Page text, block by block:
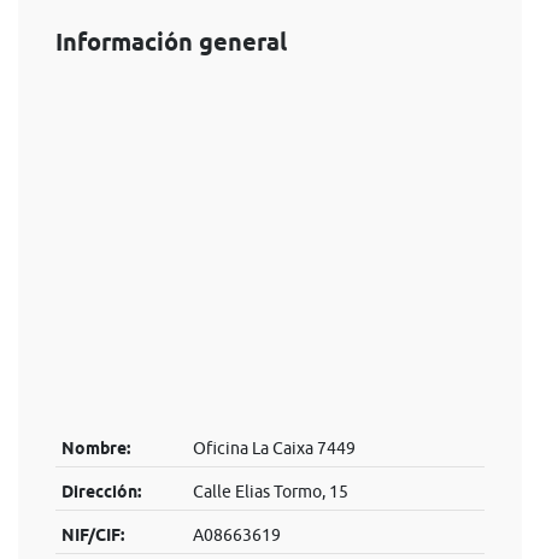
Información general
Nombre: Oficina La Caixa 7449
Dirección: Calle Elias Tormo, 15
NIF/CIF: A08663619